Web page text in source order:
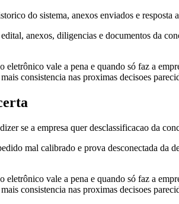
do sistema, anexos enviados e
anexos, diligencias e documentos da
vale a pena e quando só faz a
consistencia nas proximas decisoes
se a empresa quer desclassificacao da
mal calibrado e prova desconectada da
vale a pena e quando só faz a
consistencia nas proximas decisoes